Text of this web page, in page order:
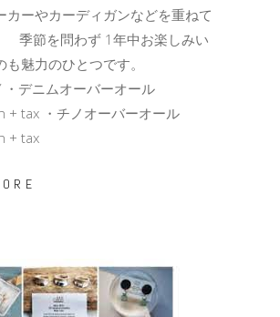
カーやカーディガンなどを重ねて
節を問わず 1年中お楽しみい
も魅力のひとつです。
・デニムオーバーオール
+ tax ・チノオーバーオール
+ tax